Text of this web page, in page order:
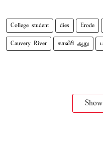
College student dies Erode
Cauvery River காவிரி ஆறு